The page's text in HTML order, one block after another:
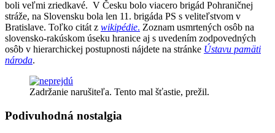
boli veľmi zriedkavé. V Česku bolo viacero brigád Pohraničnej
stráže, na Slovensku bola len 11. brigáda PS s veliteľstvom v
Bratislave. Toľko citát z wikipédie. Zoznam usmrtených osôb na
slovensko-rakúskom úseku hranice aj s uvedením zodpovedných
osôb v hierarchickej postupnosti nájdete na stránke Ústavu pamäti
národa.
Zadržanie narušiteľa. Tento mal šťastie, prežil.
Podivuhodná nostalgia